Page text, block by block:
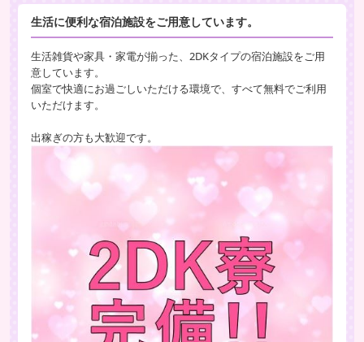
生活に便利な宿泊施設をご用意しています。
生活雑貨や家具・家電が揃った、2DKタイプの宿泊施設をご用
意しています。
個室で快適にお過ごしいただける環境で、すべて無料でご利用
いただけます。
出稼ぎの方も大歓迎です。